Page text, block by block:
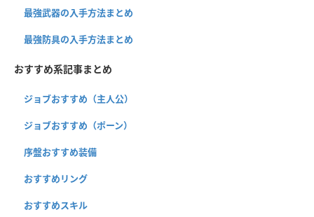
最強武器の入手方法まとめ
最強防具の入手方法まとめ
おすすめ系記事まとめ
ジョブおすすめ（主人公）
ジョブおすすめ（ポーン）
序盤おすすめ装備
おすすめリング
おすすめスキル